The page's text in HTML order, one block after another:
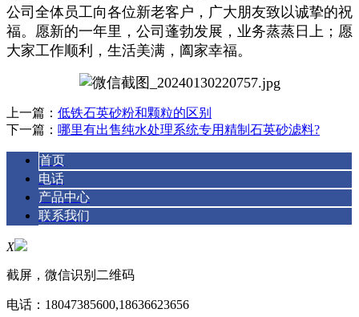
公司全体员工向各位新老客户，广大朋友致以诚挚的祝
福。愿新的一年里，公司蓬勃发展，业务蒸蒸日上；愿
大家工作顺利，生活美满，阖家幸福。
上一篇： 低铁石英砂粉和颗粒的区别
下一篇： 哪里有出售纯水处理系统专用精制石英砂滤料?
首页
电话
产品中心
联系我们
X
截屏，微信识别二维码
电话： 18047385600,18636623656